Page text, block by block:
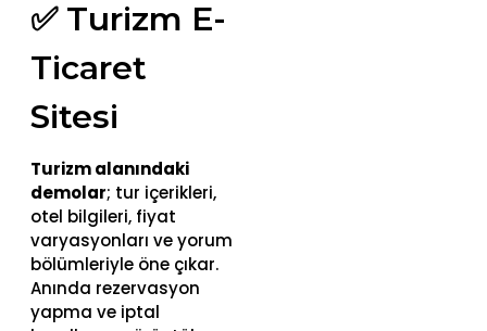
✅ Turizm E-
Ticaret
Sitesi
Turizm alanındaki
demolar; tur içerikleri,
otel bilgileri, fiyat
varyasyonları ve yorum
bölümleriyle öne çıkar.
Anında rezervasyon
yapma ve iptal